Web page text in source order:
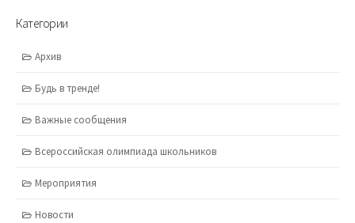
Категории
Архив
Будь в тренде!
Важные сообщения
Всероссийская олимпиада школьников
Мероприятия
Новости